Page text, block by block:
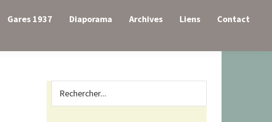
Gares 1937 Diaporama Archives Liens Contact
Primary
Sidebar